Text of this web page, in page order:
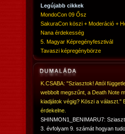
Legújabb cikkek
MondoCon 09 Ősz
SakuraCon köszi + Moderáció +
Nana érdekesség
5. Magyar Képregényfesztivál
Tavaszi képregénybörze
K.CSABA: "Sziasztok! Attól
webbolt megszűnt, a Death Note
kiadjátok végig? Köszi a választ."
érdekelne.
SHINMON1_BENIMARU7:
3. évfolyam 9. számát hogyan